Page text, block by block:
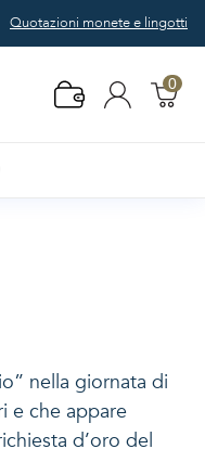
Quotazioni monete e lingotti
0
nella giornata di
e che appare
d’oro del